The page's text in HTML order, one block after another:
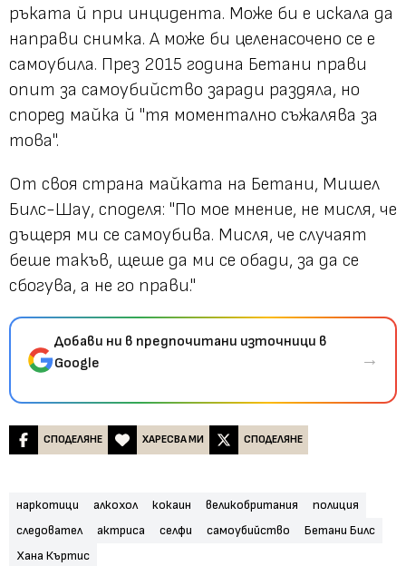
ръката й при инцидента. Може би е искала да
направи снимка. А може би целенасочено се е
самоубила. През 2015 година Бетани прави
опит за самоубийство заради раздяла, но
според майка й "тя моментално съжалява за
това".
От своя страна майката на Бетани, Мишел
Билс-Шау, споделя: "По мое мнение, не мисля, че
дъщеря ми се самоубива. Мисля, че случаят
беше такъв, щеше да ми се обади, за да се
сбогува, а не го прави."
Добави ни в предпочитани източници в
Google
→
СПОДЕЛЯНЕ ХАРЕСВА МИ СПОДЕЛЯНЕ
наркотици алкохол кокаин великобритания
полиция
следовател
актриса селфи самоубийство
Бетани Билс
Хана Къртис